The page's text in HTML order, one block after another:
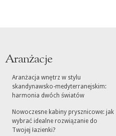
Aranżacje
Aranżacja wnętrz w stylu
skandynawsko-medyterranejskim:
harmonia dwóch światów
Nowoczesne kabiny prysznicowe: jak
wybrać idealne rozwiązanie do
Twojej łazienki?